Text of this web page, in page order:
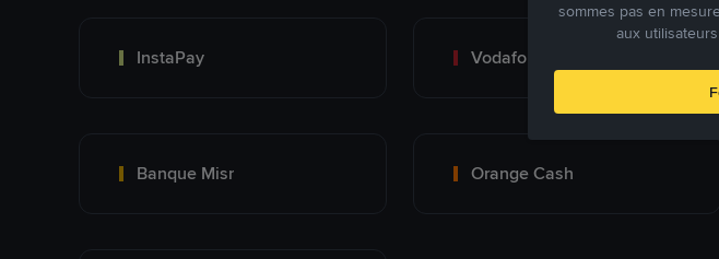
InstaPay Vodafone cash
Banque Misr Orange Cash
sommes pas en
aux